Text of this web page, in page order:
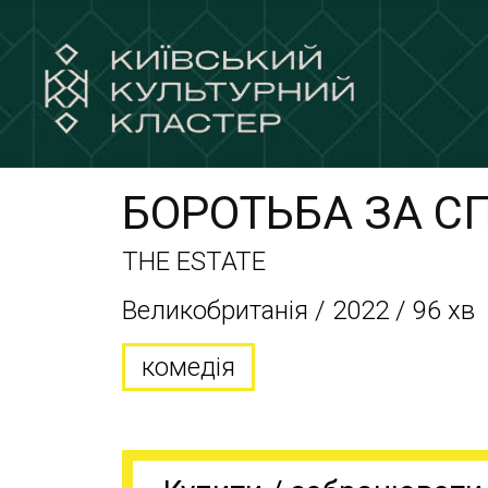
БОРОТЬБА ЗА
THE ESTATE
Великобританія / 2022 / 96 хв
комедія